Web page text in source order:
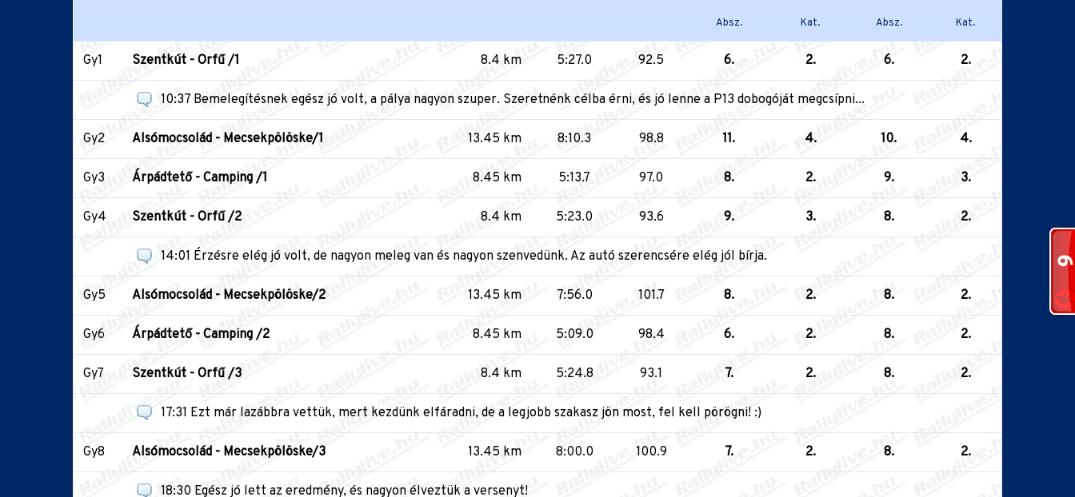
Absz. Kat. Absz. Kat.
Gy1 Szentkút - Orfű /1 8.4 km 5:27.0 92.5 6. 2. 6. 2.
10:37 Bemelegítésnek egész jó volt, a pálya nagyon szuper. Szeretnénk célba érni, és jó lenne a P13 dobogóját megcsípni...
Gy2 Alsómocsolád - Mecsekpölöske/1 13.45 km 8:10.3 98.8 11. 4. 10. 4.
Gy3 Árpádtető - Camping /1 8.45 km 5:13.7 97.0 8. 2. 9. 3.
Gy4 Szentkút - Orfű /2 8.4 km 5:23.0 93.6 9. 3. 8. 2.
14:01 Érzésre elég jó volt, de nagyon meleg van és nagyon szenvedünk. Az autó szerencsére elég jól bírja.
Gy5 Alsómocsolád - Mecsekpölöske/2 13.45 km 7:56.0 101.7 8. 2. 8. 2.
Gy6 Árpádtető - Camping /2 8.45 km 5:09.0 98.4 6. 2. 8. 2.
Gy7 Szentkút - Orfű /3 8.4 km 5:24.8 93.1 7. 2. 8. 2.
17:31 Ezt már lazábbra vettük, mert kezdünk elfáradni, de a legjobb szakasz jön most, fel kell pörögni! :)
Gy8 Alsómocsolád - Mecsekpölöske/3 13.45 km 8:00.0 100.9 7. 2. 8. 2.
18:30 Egész jó lett az eredmény, és nagyon élveztük a versenyt!